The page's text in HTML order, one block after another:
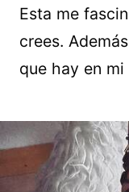
Esta me
crees.
que hay en